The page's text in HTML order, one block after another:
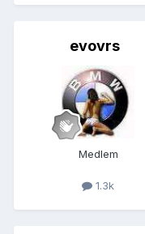
evovrs
Medlem
1.3k